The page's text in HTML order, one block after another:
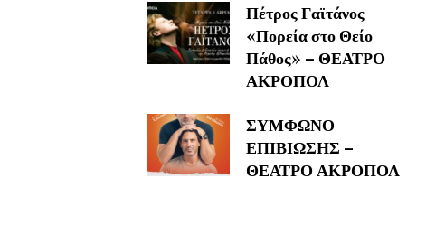
Πέτρος Γαϊτάνος
«Πορεία στο Θείο
Πάθος» – ΘΕΑΤΡΟ
ΑΚΡΟΠΟΛ
ΣΥΜΦΩΝΟ
ΕΠΙΒΙΩΣΗΣ –
ΘΕΑΤΡΟ ΑΚΡΟΠΟΛ